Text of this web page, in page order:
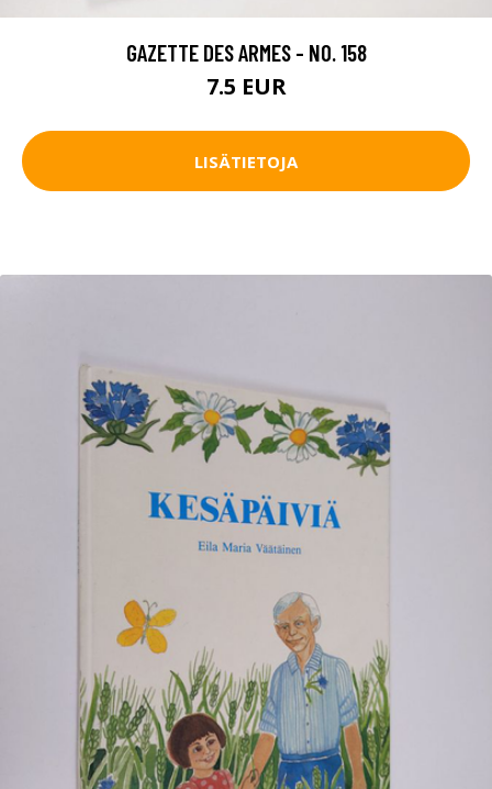
GAZETTE DES ARMES - NO. 158
7.5 EUR
LISÄTIETOJA